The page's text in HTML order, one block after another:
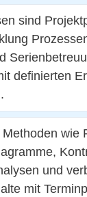
sind
definierten
wie
und
mit